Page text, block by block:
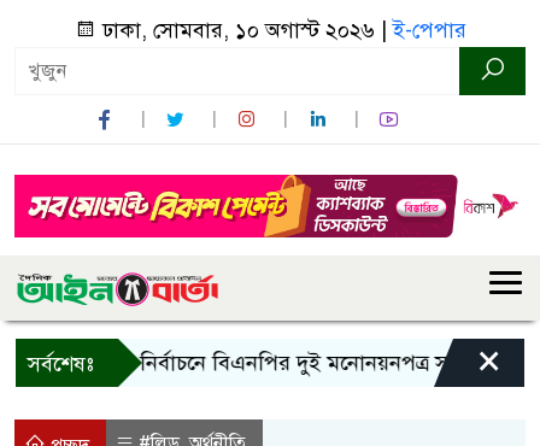
ঢাকা, সোমবার, ১০ অগাস্ট ২০২৬ |ই-পেপার
সর্বশেষঃ
রাষ্ট্রপতি নির্বাচনে বিএনপির দুই মনোনয়নপত্র সংগ্রহ ×